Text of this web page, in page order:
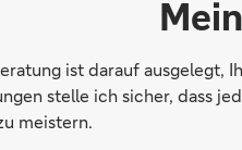
ist darauf ausgelegt,
stelle ich sicher, dass
meistern.